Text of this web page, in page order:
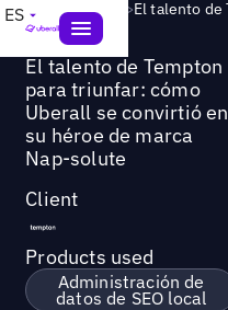
ES Success Story >
El talento de Tempton
para triunfar: cómo
Uberall se convirtió en
su héroe de marca
Nap-solute
Client
Products used
Administración de
datos de SEO local